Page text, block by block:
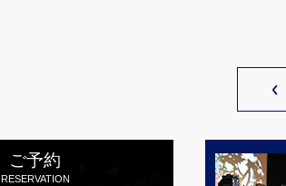
ご予約
RESERVATION